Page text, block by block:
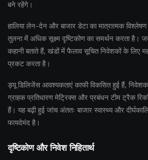
बने रहेंगे।
हालिया लेन-देन और बाजार डेटा का मात्रात्मक
तुलना में अधिक सूक्ष्म दृष्टिकोण का समर्थन करता
कहानी बताते हैं, खंडों में फैलाव सूचित निवेशकों के लिए
प्रकट करता है।
ड्यू डिलिजेंस आवश्यकताएं काफी विकसित हुई हैं,
ग्राहक प्रतिधारण मेट्रिक्स और प्रबंधन टीम ट्रैक
हैं। यह बढ़ी हुई जांच अंततः बाजार स्वास्थ्य और
फायदेमंद है।
दृष्टिकोण और निवेश निहितार्थ